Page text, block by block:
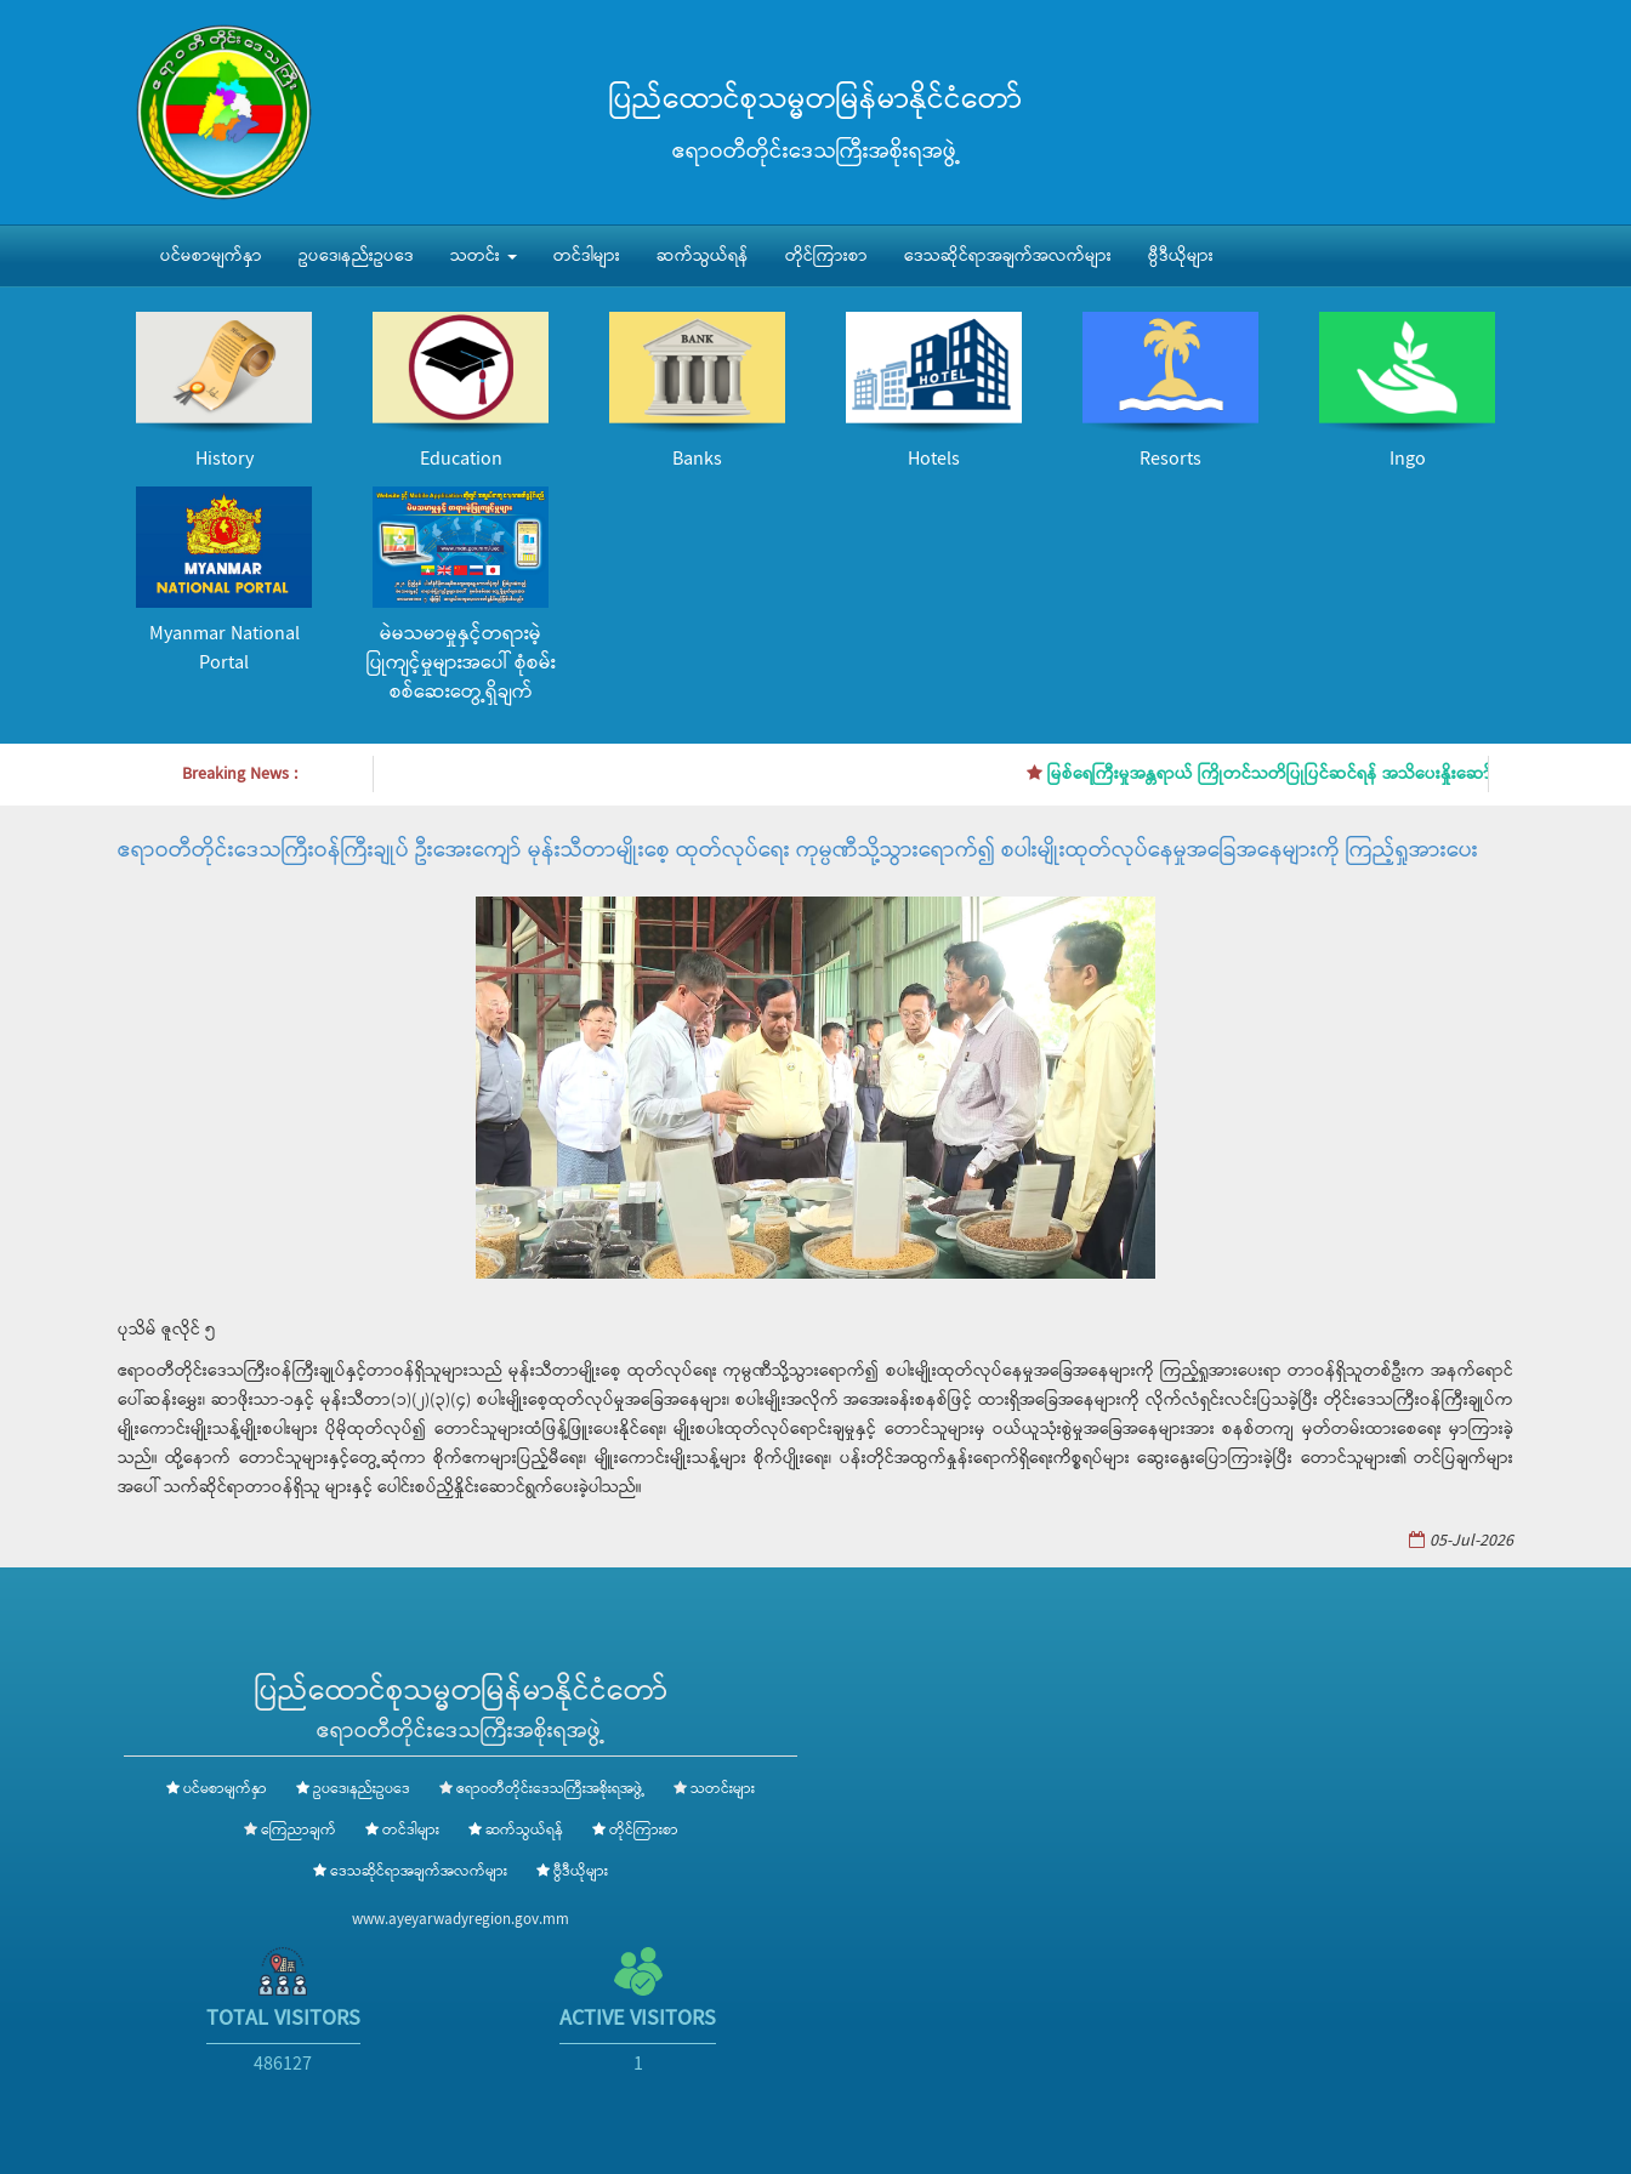
ပြည်ထောင်စုသမ္မတမြန်မာနိုင်ငံတော်
ဧရာဝတီတိုင်းဒေသကြီးအစိုးရအဖွဲ့
ပင်မစာမျက်နှာ ဥပဒေ၊နည်းဥပဒေ သတင်း တင်ဒါများ ဆက်သွယ်ရန် တိုင်ကြားစာ ဒေသဆိုင်ရာအချက်အလက်များ ဗွီဒီယိုများ
History Education Banks Hotels Resorts Ingo
Myanmar National
Portal
မဲမသမာမှုနှင့်တရားမဲ့
ပြုကျင့်မှုများအပေါ် စုံစမ်း
စစ်ဆေးတွေ့ရှိချက်
Breaking News : မြစ်ရေကြီးမှုအန္တရာယ် ကြိုတင်သတိပြုပြင်ဆင်ရန် အသိပေးနှိုးဆော်ချက်
ဧရာဝတီတိုင်းဒေသကြီးဝန်ကြီးချုပ် ဦးအေးကျော် မုန်းသီတာမျိုးစေ့ ထုတ်လုပ်ရေး ကုမ္ပဏီသို့သွားရောက်၍ စပါးမျိုးထုတ်လုပ်နေမှုအခြေအနေများကို ကြည့်ရှုအားပေး
ပုသိမ် ဇူလိုင် ၅
ဧရာဝတီတိုင်းဒေသကြီးဝန်ကြီးချုပ်နှင့်တာဝန်ရှိသူများသည် မုန်းသီတာမျိုးစေ့ ထုတ်လုပ်ရေး ကုမ္ပဏီသို့သွားရောက်၍ စပါးမျိုးထုတ်လုပ်နေမှုအခြေအနေများကို ကြည့်ရှုအားပေးရာ တာဝန်ရှိသူတစ်ဦးက အနက်ရောင်
ပေါ်ဆန်းမွှေး၊ ဆာဖိုးသာ-၁နှင့် မုန်းသီတာ(၁)(၂)(၃)(၄) စပါးမျိုးစေ့ထုတ်လုပ်မှုအခြေအနေများ၊ စပါးမျိုးအလိုက် အအေးခန်းစနစ်ဖြင့် ထားရှိအခြေအနေများကို လိုက်လံရှင်းလင်းပြသခဲ့ပြီး တိုင်းဒေသကြီးဝန်ကြီးချုပ်က
မျိုးကောင်းမျိုးသန့်မျိုးစပါးများ ပိုမိုထုတ်လုပ်၍ တောင်သူများထံဖြန့်ဖြူးပေးနိုင်ရေး၊ မျိုးစပါးထုတ်လုပ်ရောင်းချမှုနှင့် တောင်သူများမှ ဝယ်ယူသုံးစွဲမှုအခြေအနေများအား စနစ်တကျ မှတ်တမ်းထားစေရေး မှာကြားခဲ့
သည်။ ထို့နောက် တောင်သူများနှင့်တွေ့ဆုံကာ စိုက်ဧကများပြည့်မီရေး၊ မျိူးကောင်းမျိုးသန့်များ စိုက်ပျိုးရေး၊ ပန်းတိုင်အထွက်နှုန်းရောက်ရှိရေးကိစ္စရပ်များ ဆွေးနွေးပြောကြားခဲ့ပြီး တောင်သူများ၏ တင်ပြချက်များ
အပေါ် သက်ဆိုင်ရာတာဝန်ရှိသူ များနှင့် ပေါင်းစပ်ညှိနှိုင်းဆောင်ရွက်ပေးခဲ့ပါသည်။
05-Jul-2026
ပြည်ထောင်စုသမ္မတမြန်မာနိုင်ငံတော်
ဧရာဝတီတိုင်းဒေသကြီးအစိုးရအဖွဲ့
ပင်မစာမျက်နှာ ဥပဒေ၊နည်းဥပဒေ ဧရာဝတီတိုင်းဒေသကြီးအစိုးရအဖွဲ့
သတင်းများ
ကြေညာချက်
တင်ဒါများ ဆက်သွယ်ရန်
တိုင်ကြားစာ
ဒေသဆိုင်ရာအချက်အလက်များ
ဗွီဒီယိုများ
www.ayeyarwadyregion.gov.mm
TOTAL VISITORS
486127
ACTIVE VISITORS
1